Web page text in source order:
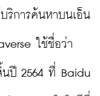
ริการค้นหาบนเอ็น
ปี 2564 ที่ Baidu